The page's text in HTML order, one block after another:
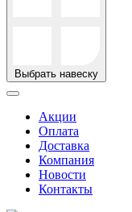
Выбрать навеску
Акции
Оплата
Доставка
Компания
Новости
Контакты